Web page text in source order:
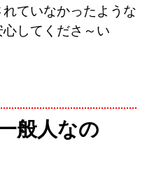
ていなかったような
してくださ～い
般人なの